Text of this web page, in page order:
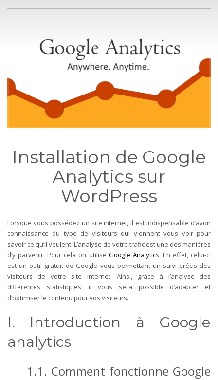
Installation de Google
Analytics sur
WordPress
Lorsque vous possédez un site internet, il est indispensable d’avoir
connaissance du type de visiteurs qui viennent vous voir pour
savoir ce qu’il veulent. L’analyse de votre trafic est une des manières
d’y parvenir. Pour cela on utilise Google Analytics. En effet, celui-ci
est un outil gratuit de Google vous permettant un suivi précis des
visiteurs de votre site internet. Ainsi, grâce à l’analyse des
différentes statistiques, il vous sera possible d’adapter et
d’optimiser le contenu pour vos visiteurs.
I. Introduction à Google
analytics
1.1. Comment fonctionne Google